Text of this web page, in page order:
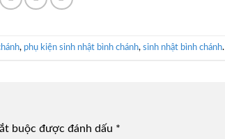
, phụ kiện sinh nhật bình chánh, sinh nhật bình chánh.
buộc được đánh dấu *